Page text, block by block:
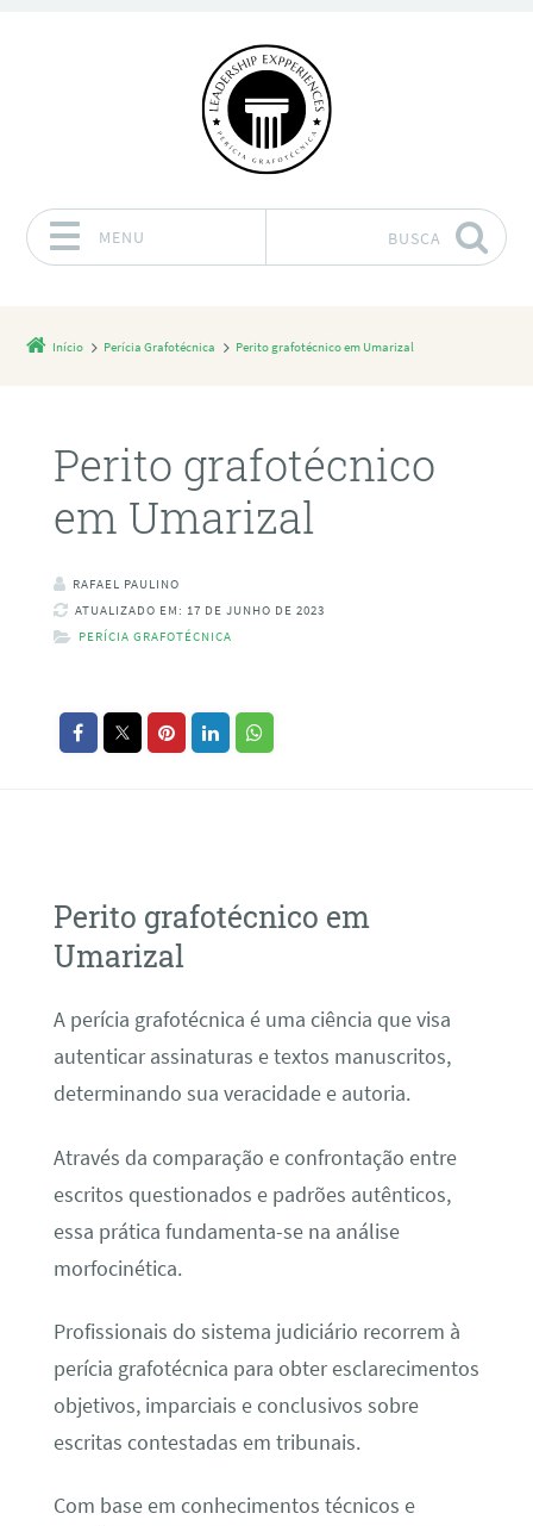
MENU BUSCA
Início Perícia Grafotécnica Perito grafotécnico em Umarizal
Perito grafotécnico
em Umarizal
RAFAEL PAULINO
ATUALIZADO EM: 17 DE JUNHO DE 2023
PERÍCIA GRAFOTÉCNICA
Perito grafotécnico em
Umarizal
A perícia grafotécnica é uma ciência que visa
autenticar assinaturas e textos manuscritos,
determinando sua veracidade e autoria.
Através da comparação e confrontação entre
escritos questionados e padrões autênticos,
essa prática fundamenta-se na análise
morfocinética.
Profissionais do sistema judiciário recorrem à
perícia grafotécnica para obter esclarecimentos
objetivos, imparciais e conclusivos sobre
escritas contestadas em tribunais.
Com base em conhecimentos técnicos e